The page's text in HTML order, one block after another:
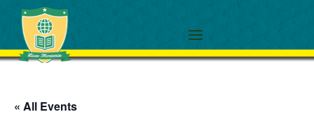
« All Events